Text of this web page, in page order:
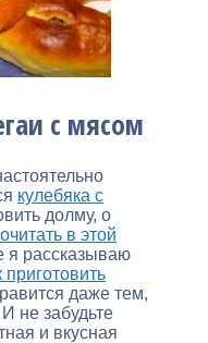
с мясом
кулебяка с
долму, о
в этой
я рассказываю
приготовить
даже тем,
не забудьте
и вкусная